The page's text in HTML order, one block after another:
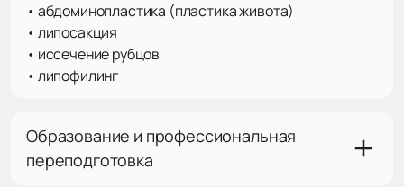
• абдоминопластика (пластика живота)
• липосакция
• иссечение рубцов
• липофилинг
Образование и профессиональная
переподготовка